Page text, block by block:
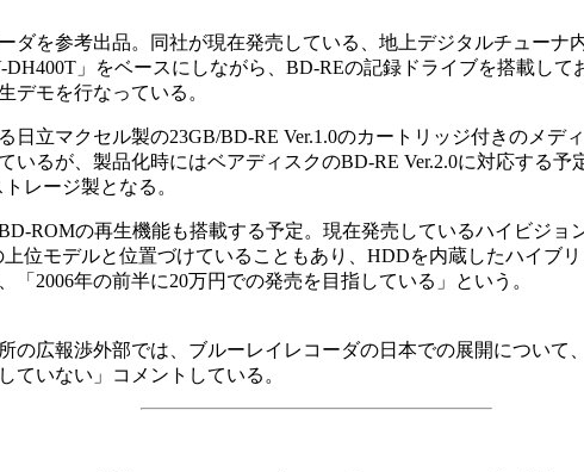
ダを参考出品。同社が現在発売している、地上デジタルチューナ
」をベースにしながら、BD-REの記録ドライブを搭載して
デモを行なっている。
立マクセル製の23GB/BD-RE Ver.1.0のカートリッジ付きのメデ
いるが、製品化時にはベアディスクのBD-RE Ver.2.0に対応する予
レージ製となる。
ROMの再生機能も搭載する予定。現在発売しているハイビジョ
上位モデルと位置づけていることもあり、HDDを内蔵したハイブ
「2006年の前半に20万円での発売を目指している」という。
の広報渉外部では、ブルーレイレコーダの日本での展開について
ていない」コメントしている。